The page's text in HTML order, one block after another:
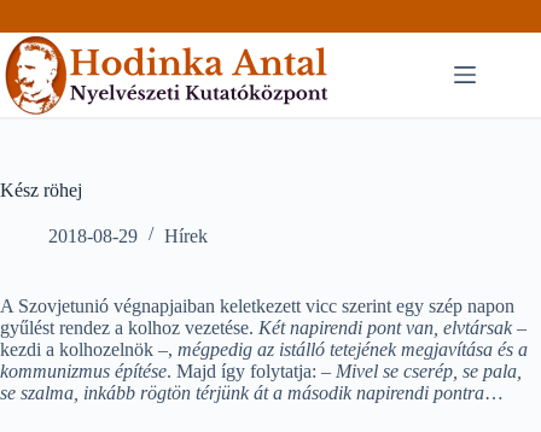
to
content
Kész röhej
2018-08-29 Hírek
A Szovjetunió végnapjaiban keletkezett vicc szerint egy szép napon
gyűlést rendez a kolhoz vezetése. Két napirendi pont van, elvtársak –
kezdi a kolhozelnök –, mégpedig az istálló tetejének megjavítása és a
kommunizmus építése. Majd így folytatja: – Mivel se cserép, se pala,
se szalma, inkább rögtön térjünk át a második napirendi pontra…